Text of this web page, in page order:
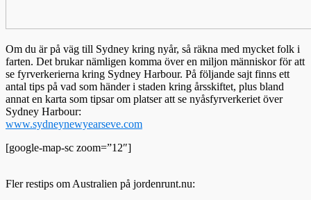
Om du är på väg till Sydney kring nyår, så räkna med mycket folk i
farten. Det brukar nämligen komma över en miljon människor för att
se fyrverkerierna kring Sydney Harbour. På följande sajt finns ett
antal tips på vad som händer i staden kring årsskiftet, plus bland
annat en karta som tipsar om platser att se nyåsfyrverkeriet över
Sydney Harbour:
www.sydneynewyearseve.com
[google-map-sc zoom=”12″]
Fler restips om Australien på jordenrunt.nu: